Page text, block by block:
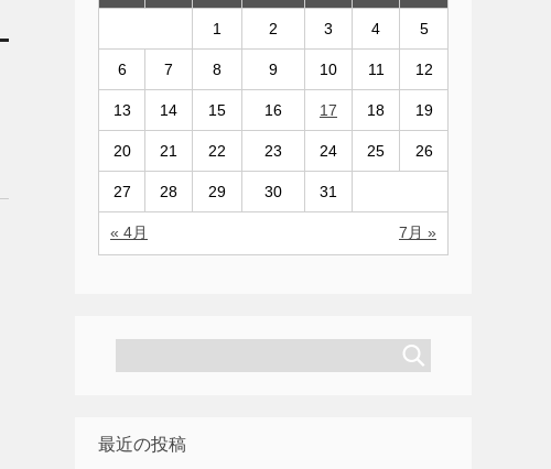
« 4月 7月 »
1 2 3 4 5
6 7 8 9 10 11 12
13 14 15 16 17 18 19
20 21 22 23 24 25 26
27 28 29 30 31
最近の投稿